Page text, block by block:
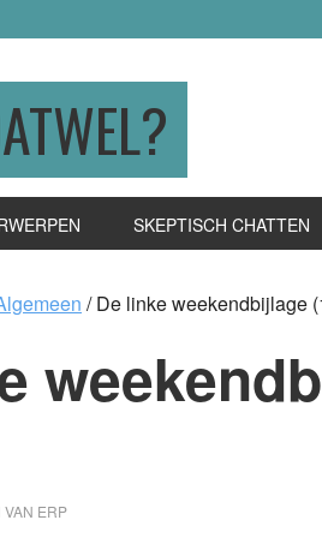
SKEPTISCH CHATTEN
/De linke weekendbijlage
VAN ERP